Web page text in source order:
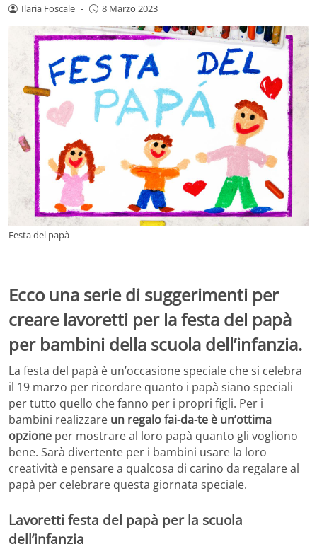
Ilaria Foscale - 8 Marzo 2023
Festa del papà
Ecco una serie di suggerimenti per
creare lavoretti per la festa del papà
per bambini della scuola dell’infanzia.
La festa del papà è un’occasione speciale che si celebra
il 19 marzo per ricordare quanto i papà siano speciali
per tutto quello che fanno per i propri figli. Per i
bambini realizzare un regalo fai-da-te è un’ottima
opzione per mostrare al loro papà quanto gli vogliono
bene. Sarà divertente per i bambini usare la loro
creatività e pensare a qualcosa di carino da regalare al
papà per celebrare questa giornata speciale.
Lavoretti festa del papà per la scuola
dell’infanzia